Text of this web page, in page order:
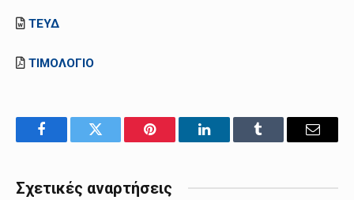
ΤΕΥΔ
ΤΙΜΟΛΟΓΙΟ
FacebookTwitter Pinterest LinkedInTumblr Email
Σχετικές αναρτήσεις